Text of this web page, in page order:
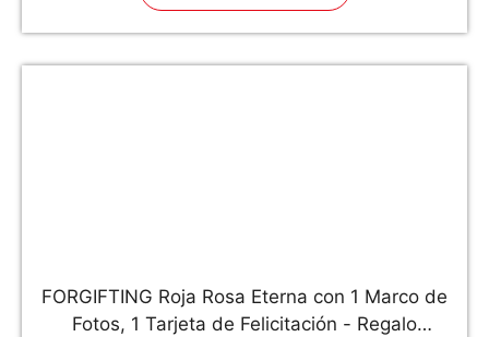
FORGIFTING Roja Rosa Eterna con 1 Marco de
Fotos, 1 Tarjeta de Felicitación - Regalo